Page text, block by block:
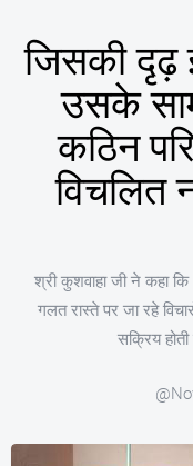
जिसकी दृढ़
उसके
कठिन
विचलित
श्री कुशवाहा जी ने कहा
गलत रास्ते पर जा रहे
सक्रिय